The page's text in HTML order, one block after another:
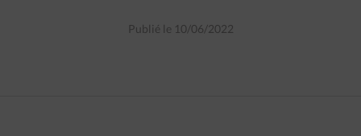
Publié le 10/06/2022